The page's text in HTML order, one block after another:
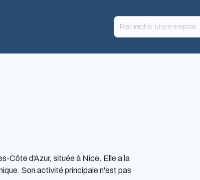
Côte d'Azur, située à Nice. Elle a la
Son activité principale n'est pas